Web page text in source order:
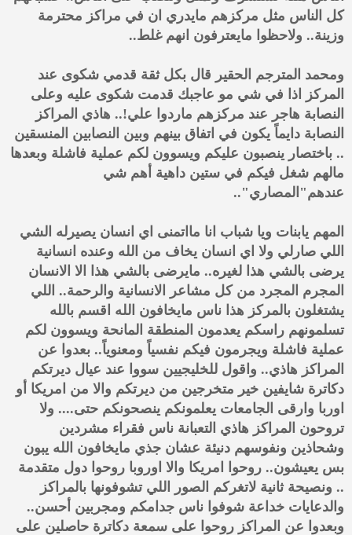
كل الناس مثل مركزهم مايدري ان في مراكز محترمة
وزينة.. ولاحظوا مايعترفون انهم غلط..
ومحمد المترجم الحقير قال بكل ثقة قدمي شكوى عند
المركز اذا في شي مو عاجبك قدمت شكوى عليه وعلى
النصابة هاجر عند مركزهم ماردوا علي!.. هاذي المراكز
النصابة دايماً يكون في اتفاق بينهم وبين النصابين المنسقين
.. باختصار ينصبون عليكم ويسوون لكم عملية فاشلة وبعدها
مالهم شغل فيكم في ستين داهية أهم شي
عندهم"المصاري"..
المهم يابنات ويا شباب انا مااتمنى اي انسان يصيرله الشي
اللي صارلي ولا اي انسان يخاف من الله وعنده انسانية
يرضى بالشي هذا لغيره.. مايرضى بالشي هذا الا الانسان
المجرم المجرد من كل مشاعر الانسانية والرحمة.. اللي
يشتغلون بالمركز هذا ناس مايخافون الله اقسم بالله
تسلمونهم راسكم يعدمون المنطقة المانحة ويسوون لكم
عملية فاشلة ويجرمون فيكم نفسياً ومعنوياً.. بعدوا عن
المراكز هاذي.. واقول للخليجيين سووا عند عيال ديرتكم
دكاترة شايفين خير متخرجين من ديرتكم والا من امريكا أو
اوربا وارقى الجامعات يعلمونكم ينصحونكم حتى.... ولا
تروحون المراكز هاذي التعبانة ناس فقراء مشردين
وشحاذين ونفوسهم دنيئة عشان جذي مايخافون الله يبون
بس يعيشون.. روحوا امريكا والا اوروبا روحوا دول متقدمة
.. ونصيحة ثانية لاتغركم الصور اللي تشوفونها بالمراكز
والدعايات خداعة شوفوا ناس جدامكم ومجربين أحسن..
وبعدوا عن المراكز روحوا على سمعة دكاترة حاصلين على